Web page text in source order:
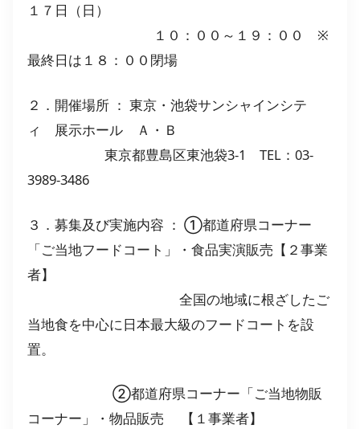
１７日（日）
１０：００～１９：００ ※
最終日は１８：００閉場
２．開催場所 ： 東京・池袋サンシャインシテ
ィ 展示ホール Ａ・Ｂ
東京都豊島区東池袋3-1 TEL：03-
3989-3486
３．募集及び実施内容 ： ①都道府県コーナー
「ご当地フードコート」・食品実演販売【２事業
者】
全国の地域に根ざしたご
当地食を中心に日本最大級のフードコートを設
置。
②都道府県コーナー「ご当地物販
コーナー」・物品販売 【１事業者】